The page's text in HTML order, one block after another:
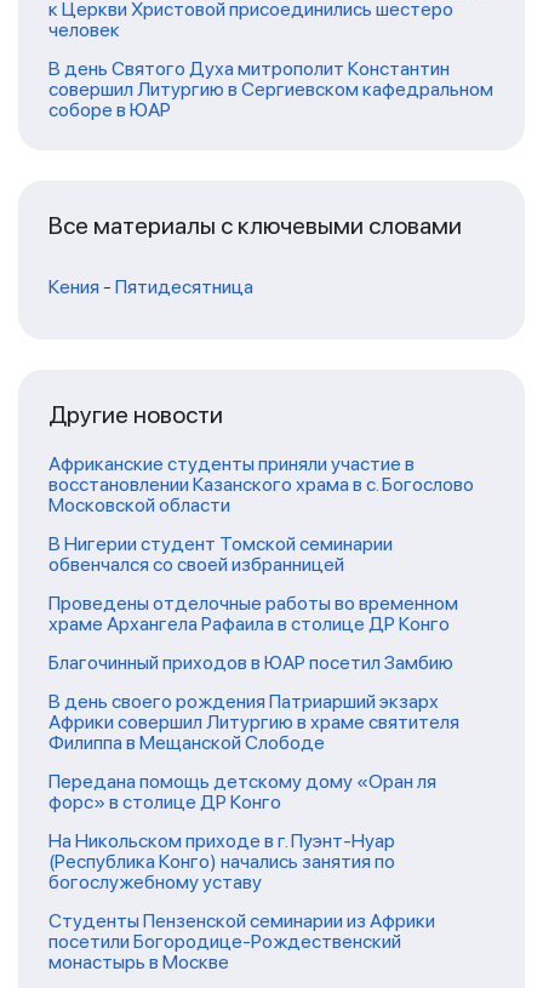
к Церкви Христовой присоединились шестеро
человек
В день Святого Духа митрополит Константин
совершил Литургию в Сергиевском кафедральном
соборе в ЮАР
Все материалы с ключевыми словами
Кения - Пятидесятница
Другие новости
Африканские студенты приняли участие в
восстановлении Казанского храма в с. Богослово
Московской области
В Нигерии студент Томской семинарии
обвенчался со своей избранницей
Проведены отделочные работы во временном
храме Архангела Рафаила в столице ДР Конго
Благочинный приходов в ЮАР посетил Замбию
В день своего рождения Патриарший экзарх
Африки совершил Литургию в храме святителя
Филиппа в Мещанской Слободе
Передана помощь детскому дому «Оран ля
форс» в столице ДР Конго
На Никольском приходе в г. Пуэнт-Нуар
(Республика Конго) начались занятия по
богослужебному уставу
Студенты Пензенской семинарии из Африки
посетили Богородице-Рождественский
монастырь в Москве